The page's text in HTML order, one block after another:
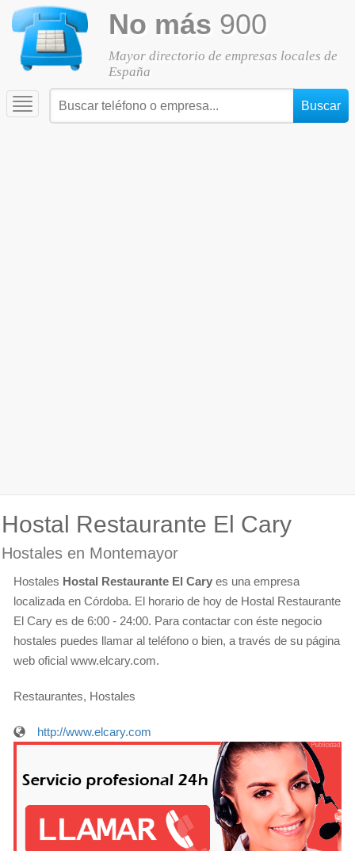
No más 900
Mayor directorio de empresas locales de
España
Toggle
navigation
Hostal Restaurante El Cary
Hostales en Montemayor
Hostales Hostal Restaurante El Cary es una empresa
localizada en Córdoba. El horario de hoy de Hostal Restaurante
El Cary es de 6:00 - 24:00. Para contactar con éste negocio
hostales puedes llamar al teléfono o bien, a través de su página
web oficial www.elcary.com.
Restaurantes, Hostales
http://www.elcary.com